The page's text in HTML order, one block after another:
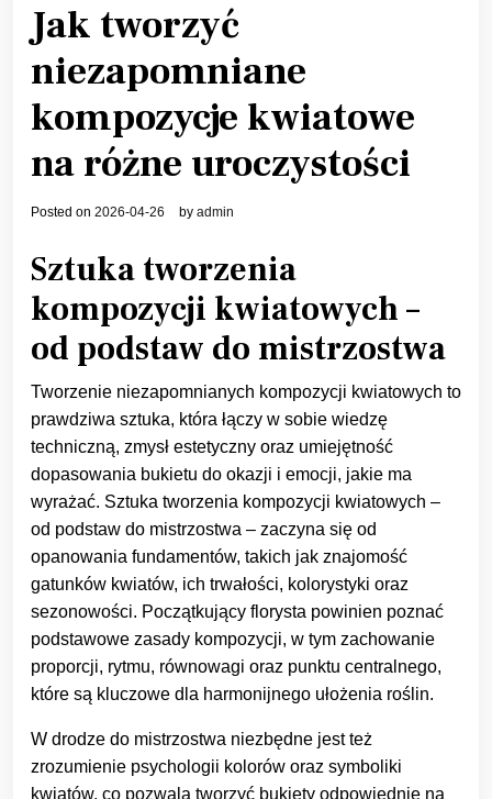
Jak tworzyć
niezapomniane
kompozycje kwiatowe
na różne uroczystości
Posted on 2026-04-26 by admin
Sztuka tworzenia
kompozycji kwiatowych –
od podstaw do mistrzostwa
Tworzenie niezapomnianych kompozycji kwiatowych to
prawdziwa sztuka, która łączy w sobie wiedzę
techniczną, zmysł estetyczny oraz umiejętność
dopasowania bukietu do okazji i emocji, jakie ma
wyrażać. Sztuka tworzenia kompozycji kwiatowych –
od podstaw do mistrzostwa – zaczyna się od
opanowania fundamentów, takich jak znajomość
gatunków kwiatów, ich trwałości, kolorystyki oraz
sezonowości. Początkujący florysta powinien poznać
podstawowe zasady kompozycji, w tym zachowanie
proporcji, rytmu, równowagi oraz punktu centralnego,
które są kluczowe dla harmonijnego ułożenia roślin.
W drodze do mistrzostwa niezbędne jest też
zrozumienie psychologii kolorów oraz symboliki
kwiatów, co pozwala tworzyć bukiety odpowiednie na